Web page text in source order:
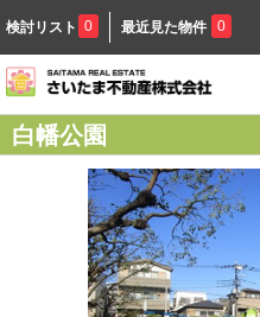
検討リスト 0 最近見た物件 0
白幡公園